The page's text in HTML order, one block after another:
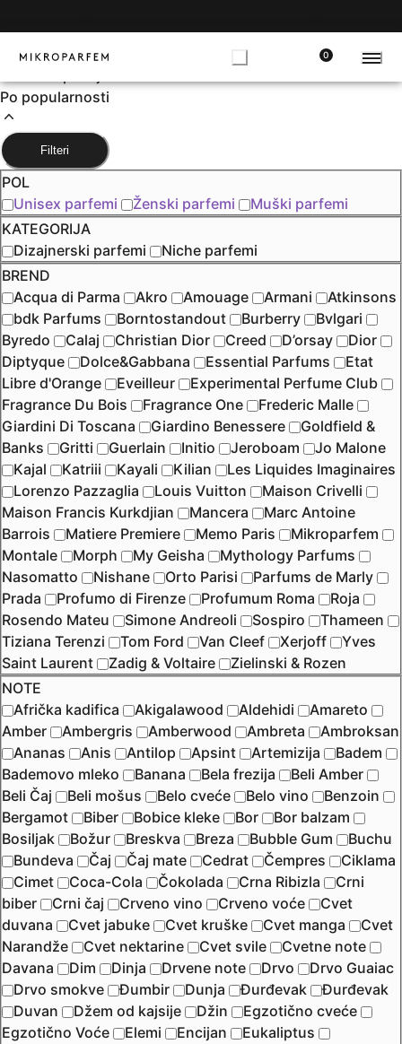
0
Sortiranje
Po ceni rastuće
Po popularnosti
Filteri
POL
Unisex parfemi
Ženski parfemi
Muški parfemi
KATEGORIJA
Dizajnerski parfemi
Niche parfemi
BREND
Acqua di Parma
Akro Amouage Armani
Atkinsons
bdk Parfums
Borntostandout Burberry
Bvlgari
Byredo
Calaj Christian Dior Creed D’orsay
Dior
Diptyque
Dolce&Gabbana Essential Parfums
Etat
Libre d'Orange
Eveilleur
Experimental Perfume Club
Fragrance Du Bois
Fragrance One
Frederic Malle
Giardini Di Toscana
Giardino Benessere
Goldfield &
Banks
Gritti Guerlain Initio Jeroboam
Jo Malone
Kajal
Katriii Kayali Kilian
Les Liquides Imaginaires
Lorenzo Pazzaglia
Louis Vuitton
Maison Crivelli
Maison Francis Kurkdjian
Mancera
Marc Antoine
Barrois
Matiere Premiere Memo Paris
Mikroparfem
Montale
Morph My Geisha
Mythology Parfums
Nasomatto
Nishane Orto Parisi
Parfums de Marly
Prada
Profumo di Firenze Profumum Roma
Roja
Rosendo Mateu
Simone Andreoli Sospiro
Thameen
Tiziana Terenzi
Tom Ford Van Cleef Xerjoff
Yves
Saint Laurent
Zadig & Voltaire
Zielinski & Rozen
NOTE
Afrička kadifica
Akigalawood Aldehidi
Amareto
Amber
Ambergris Amberwood Ambreta
Ambroksan
Ananas
Anis Antilop Apsint Artemizija
Badem
Bademovo mleko
Banana Bela frezija
Beli Amber
Beli Čaj
Beli mošus Belo cveće Belo vino
Benzoin
Bergamot
Biber Bobice kleke Bor
Bor balzam
Bosiljak
Božur Breskva Breza Bubble Gum
Buchu
Bundeva
Čaj Čaj mate Cedrat Čempres
Ciklama
Cimet
Coca-Cola Čokolada Crna Ribizla
Crni
biber
Crni čaj Crveno vino Crveno voće
Cvet
duvana
Cvet jabuke Cvet kruške Cvet manga
Cvet
Narandže
Cvet nektarine Cvet svile
Cvetne note
Davana
Dim Dinja Drvene note Drvo
Drvo Guaiac
Drvo smokve
Đumbir Dunja Đurđevak
Đurđevak
Duvan
Džem od kajsije Džin
Egzotično cveće
Egzotično Voće
Elemi Encijan
Eukaliptus